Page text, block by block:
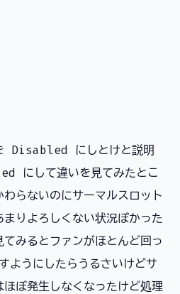
にしとけと説明
にして違いを見てみたとこ
らないのにサーマルスロット
まりよろしくない状況ぽかった
みるとファンがほとんど回っ
ようにしたらうるさいけどサ
ぼ発生しなくなったけど処理